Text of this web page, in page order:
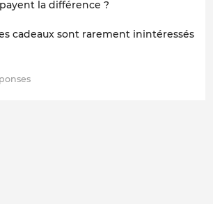
la différence ?
cadeaux sont rarement inintéressés